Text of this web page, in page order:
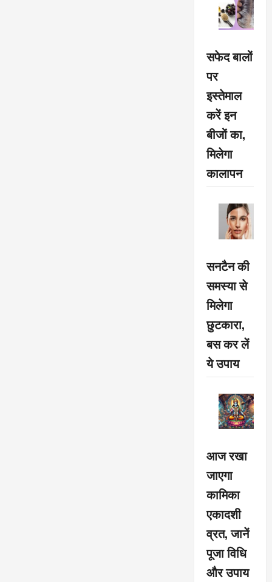
सफेद बालों
पर
इस्तेमाल
करें इन
बीजों का,
मिलेगा
कालापन
सनटैन की
समस्या से
मिलेगा
छुटकारा,
बस कर लें
ये उपाय
आज रखा
जाएगा
कामिका
एकादशी
व्रत, जानें
पूजा विधि
और उपाय